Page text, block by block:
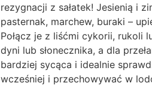
rezygnacji z sałatek! Jesienią i
pasternak, marchew, buraki –
Połącz je z liśćmi cykorii, rukoli
dyni lub słonecznika, a dla
bardziej sycąca i idealnie
wcześniej i przechowywać w